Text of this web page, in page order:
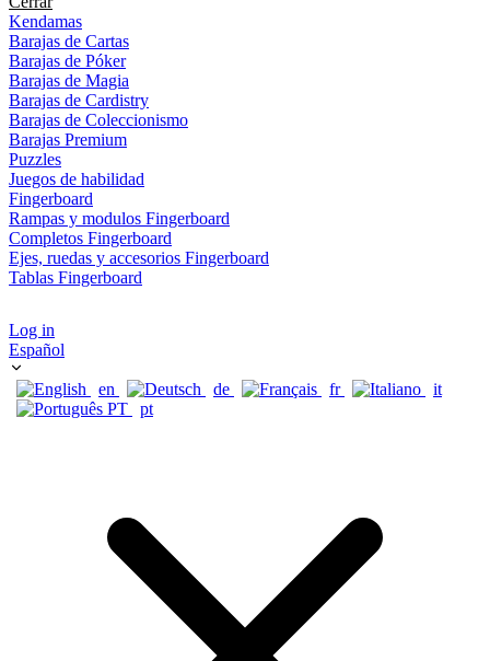
Kendamas
Barajas de Cartas
Barajas de Póker
Barajas de Magia
Barajas de Cardistry
Barajas de Coleccionismo
Barajas Premium
Puzzles
Juegos de habilidad
Fingerboard
Rampas y modulos Fingerboard
Completos Fingerboard
Ejes, ruedas y accesorios Fingerboard
Tablas Fingerboard
Log in
Español
en de fr
it
pt